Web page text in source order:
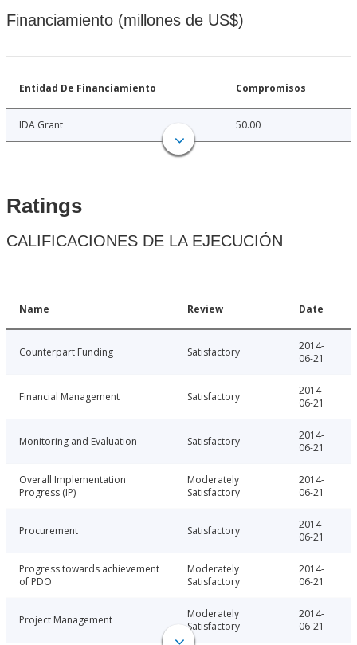
Financiamiento (millones de US$)
Entidad De Financiamiento Compromisos
IDA Grant 50.00
Ratings
CALIFICACIONES DE LA EJECUCIÓN
Name Review Date
Counterpart Funding Satisfactory
2014-
06-21
Financial Management Satisfactory
2014-
06-21
Monitoring and Evaluation Satisfactory
2014-
06-21
Overall Implementation
Progress (IP)
Moderately
Satisfactory
2014-
06-21
Procurement Satisfactory
2014-
06-21
Progress towards achievement
of PDO
Moderately
Satisfactory
2014-
06-21
Project Management
Moderately
Satisfactory
2014-
06-21